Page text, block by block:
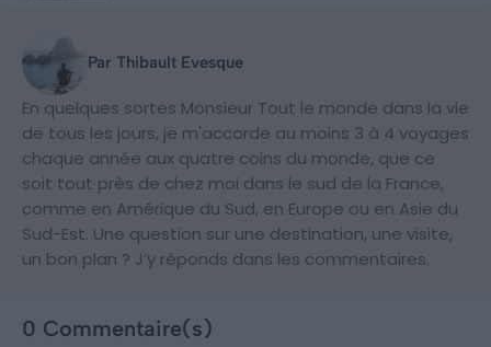
Par Thibault Evesque
En quelques sortes Monsieur Tout le monde dans la vie
de tous les jours, je m'accorde au moins 3 à 4 voyages
chaque année aux quatre coins du monde, que ce
soit tout près de chez moi dans le sud de la France,
comme en Amérique du Sud, en Europe ou en Asie du
Sud-Est. Une question sur une destination, une visite,
un bon plan ? J’y réponds dans les commentaires.
0 Commentaire(s)